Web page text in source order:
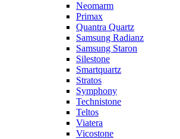
Neomarm
Primax
Quantra Quartz
Samsung Radianz
Samsung Staron
Silestone
Smartquartz
Stratos
Symphony
Technistone
Teltos
Viatera
Vicostone